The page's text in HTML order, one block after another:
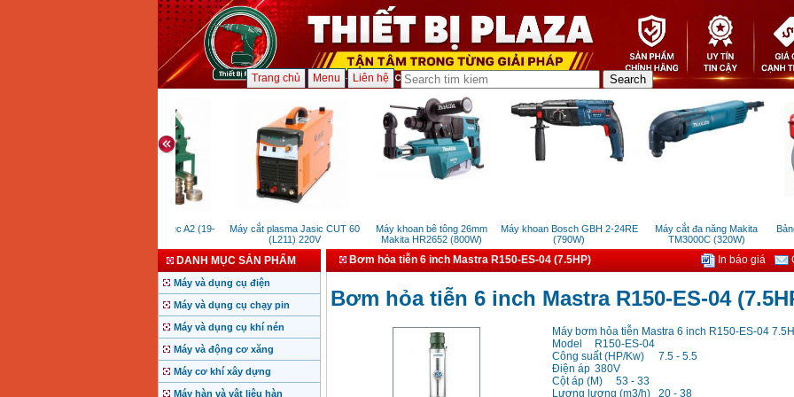
Trang chủ Menu Liên hệ
Máy uốn ống 3 trục A2 (19-
Máy cắt plasma Jasic CUT 60
(L211) 220V
Máy khoan bê tông 26mm
Makita HR2652 (800W)
Máy khoan Bosch GBH 2-24RE
(790W)
Máy cắt đa năng Makita
TM3000C (320W)
Bảng
DANH MỤC SẢN PHẨM
Máy và dụng cụ điện
Máy và dụng cụ chạy pin
Máy và dụng cụ khí nén
Máy và động cơ xăng
Máy cơ khí xây dựng
Máy hàn và vật liệu hàn
Bơm hỏa tiễn 6 inch Mastra R150-ES-04 (7.5HP) In báo giá
Bơm hỏa tiễn 6 inch Mastra R150-ES-04
Máy bơm hỏa tiễn Mastra 6 inch R150-ES-04
Model
R150-ES-04
Công suất (HP/Kw)
7.5 - 5.5
Điện áp 380V
Cột áp (M)
53 - 33
Lương lượng (m3/h)
20 - 38